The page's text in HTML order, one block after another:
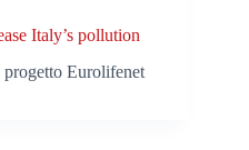
Italy’s pollution
Eurolifenet